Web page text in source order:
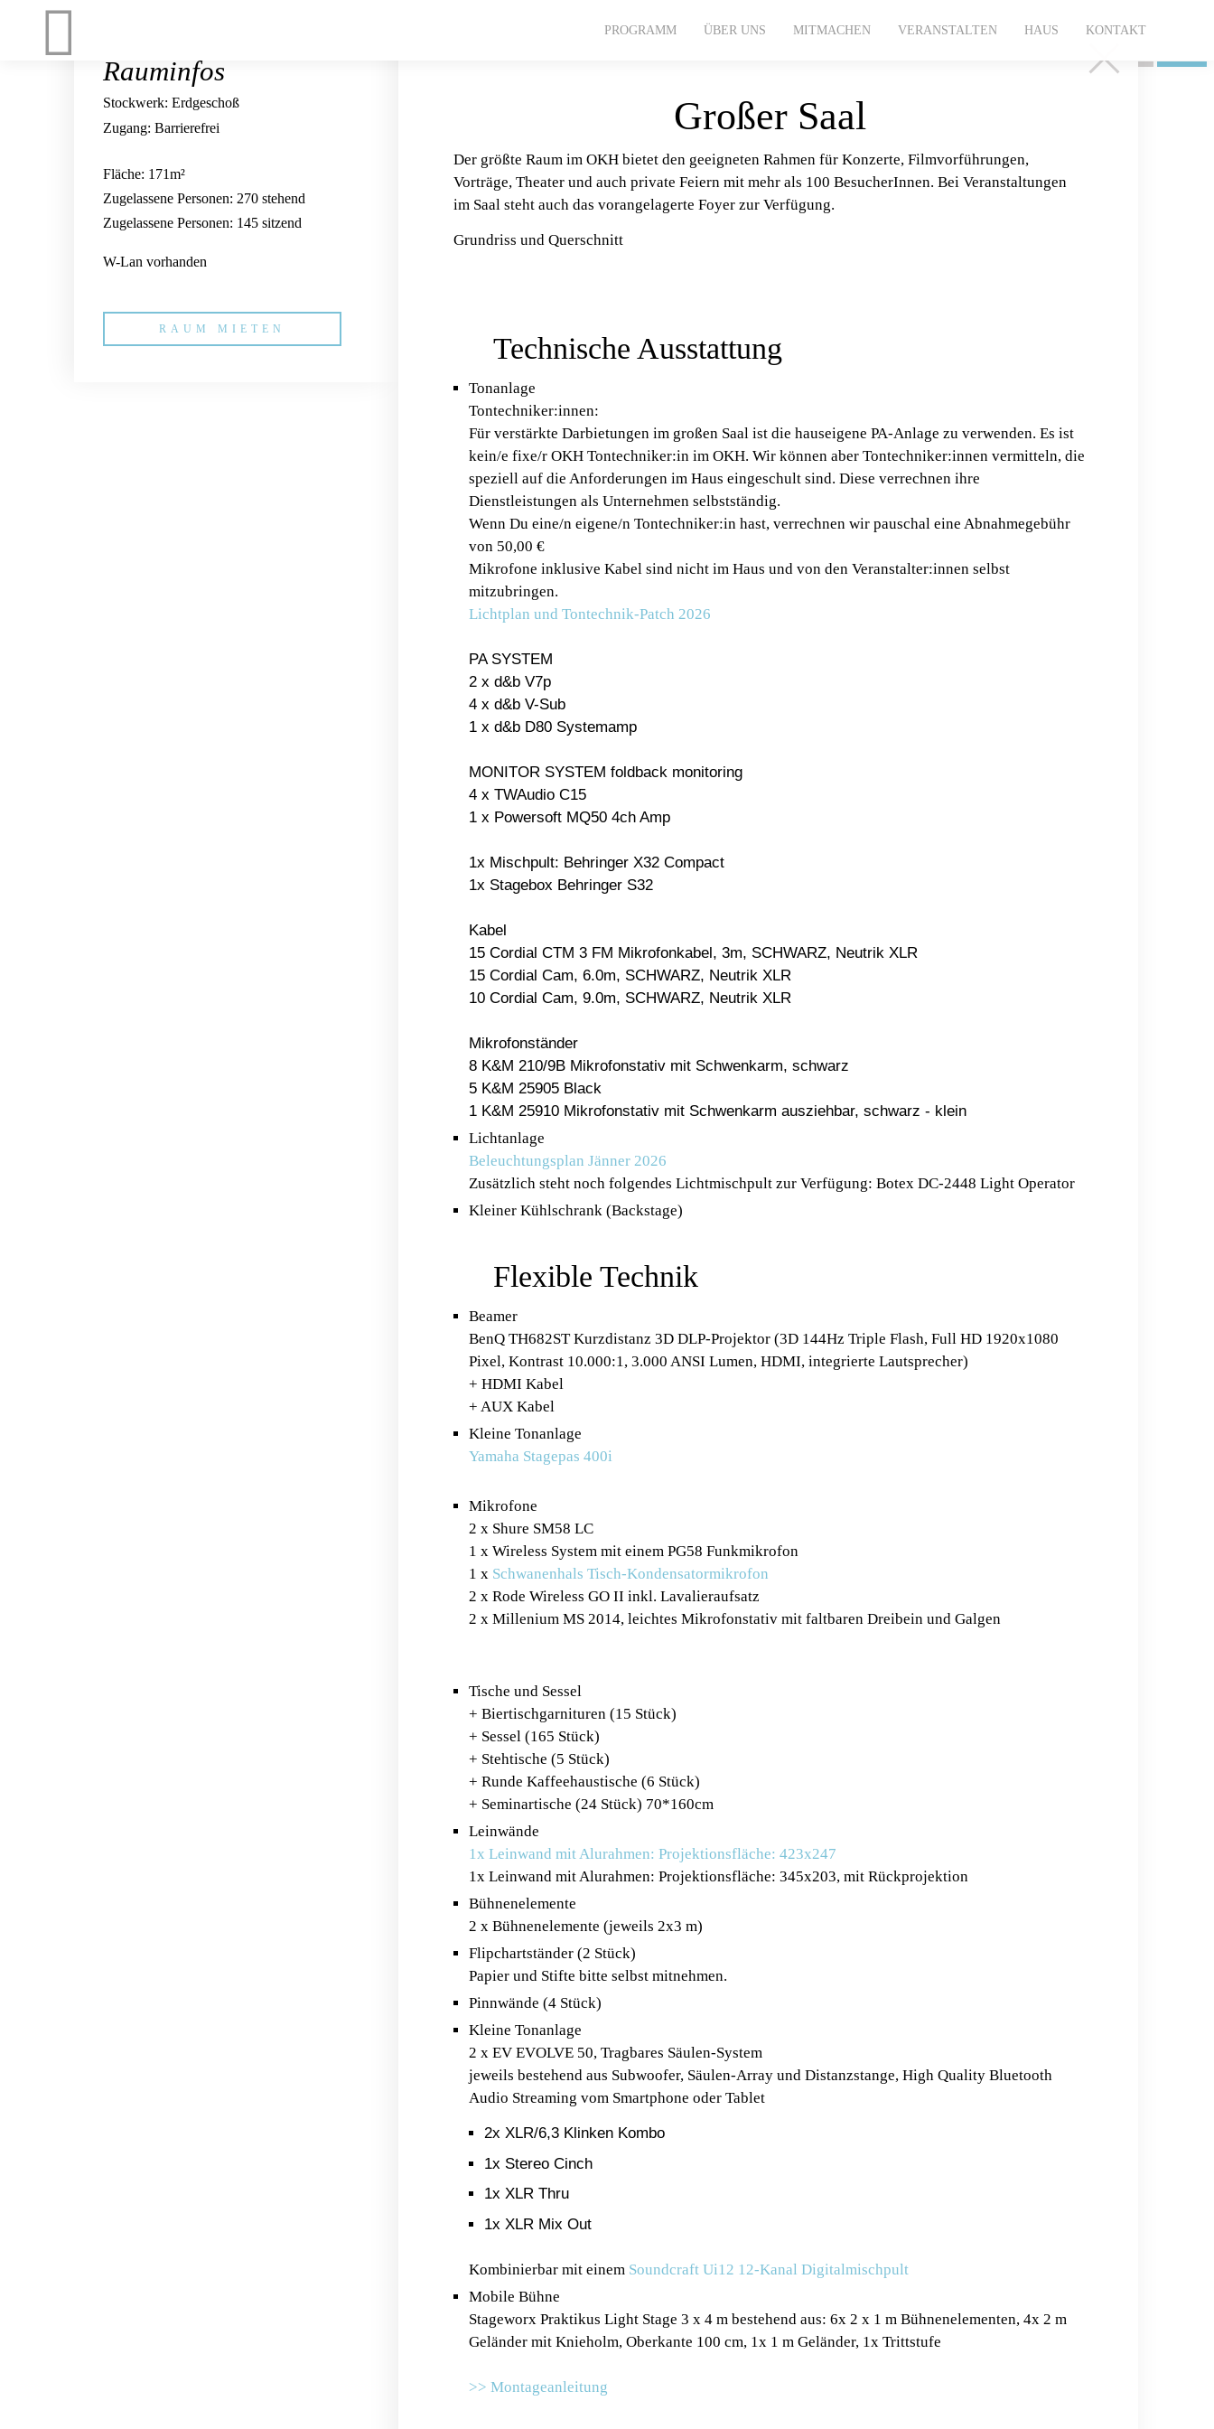
PROGRAMM ÜBER UNS MITMACHEN VERANSTALTEN HAUS KONTAKT
1 2
Rauminfos
Stockwerk: Erdgeschoß
Zugang: Barrierefrei
Fläche: 171m²
Zugelassene Personen: 270 stehend
Zugelassene Personen: 145 sitzend
W-Lan vorhanden
RAUM MIETEN
Großer Saal
Der größte Raum im OKH bietet den geeigneten Rahmen für Konzerte, Filmvorführungen,
Vorträge, Theater und auch private Feiern mit mehr als 100 BesucherInnen. Bei Veranstaltungen
im Saal steht auch das vorangelagerte Foyer zur Verfügung.
Grundriss und Querschnitt
Technische Ausstattung
Tonanlage
Tontechniker:innen:
Für verstärkte Darbietungen im großen Saal ist die hauseigene PA-Anlage zu verwenden. Es ist
kein/e fixe/r OKH Tontechniker:in im OKH. Wir können aber Tontechniker:innen vermitteln, die
speziell auf die Anforderungen im Haus eingeschult sind. Diese verrechnen ihre
Dienstleistungen als Unternehmen selbstständig.
Wenn Du eine/n eigene/n Tontechniker:in hast, verrechnen wir pauschal eine Abnahmegebühr
von 50,00 €
Mikrofone inklusive Kabel sind nicht im Haus und von den Veranstalter:innen selbst
mitzubringen.
Lichtplan und Tontechnik-Patch 2026
PA SYSTEM
2 x d&b V7p
4 x d&b V-Sub
1 x d&b D80 Systemamp
MONITOR SYSTEM foldback monitoring
4 x TWAudio C15
1 x Powersoft MQ50 4ch Amp
1x Mischpult: Behringer X32 Compact
1x Stagebox Behringer S32
Kabel
15 Cordial CTM 3 FM Mikrofonkabel, 3m, SCHWARZ, Neutrik XLR
15 Cordial Cam, 6.0m, SCHWARZ, Neutrik XLR
10 Cordial Cam, 9.0m, SCHWARZ, Neutrik XLR
Mikrofonständer
8 K&M 210/9B Mikrofonstativ mit Schwenkarm, schwarz
5 K&M 25905 Black
1 K&M 25910 Mikrofonstativ mit Schwenkarm ausziehbar, schwarz - klein
Lichtanlage
Beleuchtungsplan Jänner 2026
Zusätzlich steht noch folgendes Lichtmischpult zur Verfügung:Botex DC-2448 Light Operator
Kleiner Kühlschrank (Backstage)
Flexible Technik
Beamer
BenQ TH682ST Kurzdistanz 3D DLP-Projektor (3D 144Hz Triple Flash, Full HD 1920x1080
Pixel, Kontrast 10.000:1, 3.000 ANSI Lumen, HDMI, integrierte Lautsprecher)
+ HDMI Kabel
+ AUX Kabel
Kleine Tonanlage
Yamaha Stagepas 400i
Mikrofone
2 x Shure SM58 LC
1 x Wireless System mit einem PG58 Funkmikrofon
1 x Schwanenhals Tisch-Kondensatormikrofon
2 x Rode Wireless GO II inkl. Lavalieraufsatz
2 x Millenium MS 2014, leichtes Mikrofonstativ mit faltbaren Dreibein und Galgen
Tische und Sessel
+ Biertischgarnituren (15 Stück)
+ Sessel (165 Stück)
+ Stehtische (5 Stück)
+ Runde Kaffeehaustische (6 Stück)
+ Seminartische (24 Stück) 70*160cm
Leinwände
1x Leinwand mit Alurahmen: Projektionsfläche: 423x247
1x Leinwand mit Alurahmen: Projektionsfläche: 345x203, mit Rückprojektion
Bühnenelemente
2 x Bühnenelemente (jeweils 2x3 m)
Flipchartständer (2 Stück)
Papier und Stifte bitte selbst mitnehmen.
Pinnwände (4 Stück)
Kleine Tonanlage
2 x EV EVOLVE 50, Tragbares Säulen-System
jeweils bestehend aus Subwoofer, Säulen-Array und Distanzstange, High Quality Bluetooth
Audio Streaming vom Smartphone oder Tablet
2x XLR/6,3 Klinken Kombo
1x Stereo Cinch
1x XLR Thru
1x XLR Mix Out
Kombinierbar mit einem Soundcraft Ui12 12-Kanal Digitalmischpult
Mobile Bühne
Stageworx Praktikus Light Stage 3 x 4 m bestehend aus: 6x 2 x 1 m Bühnenelementen, 4x 2 m
Geländer mit Knieholm, Oberkante 100 cm, 1x 1 m Geländer, 1x Trittstufe
>> Montageanleitung